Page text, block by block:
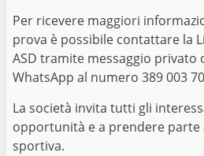
Per ricevere maggiori
prova è possibile contattare la
ASD tramite messaggio privato
WhatsApp al numero 389 003
La società invita tutti gli
opportunità e a prendere parte
sportiva.